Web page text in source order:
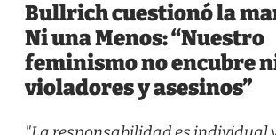
Bullrich cuestionó la
Ni una Menos: “Nuestro
feminismo no encubre
violadores y asesinos”